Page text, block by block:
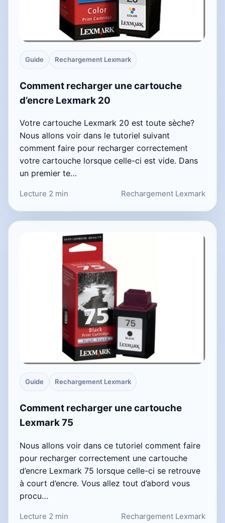
Guide Rechargement Lexmark
Comment recharger une cartouche
d’encre Lexmark 20
Votre cartouche Lexmark 20 est toute sèche?
Nous allons voir dans le tutoriel suivant
comment faire pour recharger correctement
votre cartouche lorsque celle-ci est vide. Dans
un premier te…
Lecture 2 min Rechargement Lexmark
Guide Rechargement Lexmark
Comment recharger une cartouche
Lexmark 75
Nous allons voir dans ce tutoriel comment faire
pour recharger correctement une cartouche
d’encre Lexmark 75 lorsque celle-ci se retrouve
à court d’encre. Vous allez tout d’abord vous
procu…
Lecture 2 min Rechargement Lexmark